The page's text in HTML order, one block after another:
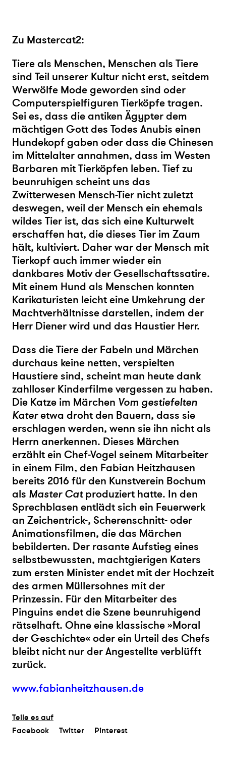
Zu Mastercat2:
Tiere als Menschen, Menschen als Tiere
sind Teil unserer Kultur nicht erst, seitdem
Werwölfe Mode geworden sind oder
Computerspielfiguren Tierköpfe tragen.
Sei es, dass die antiken Ägypter dem
mächtigen Gott des Todes Anubis einen
Hundekopf gaben oder dass die Chinesen
im Mittelalter annahmen, dass im Westen
Barbaren mit Tierköpfen leben. Tief zu
beunruhigen scheint uns das
Zwitterwesen Mensch-Tier nicht zuletzt
deswegen, weil der Mensch ein ehemals
wildes Tier ist, das sich eine Kulturwelt
erschaffen hat, die dieses Tier im Zaum
hält, kultiviert. Daher war der Mensch mit
Tierkopf auch immer wieder ein
dankbares Motiv der Gesellschaftssatire.
Mit einem Hund als Menschen konnten
Karikaturisten leicht eine Umkehrung der
Machtverhältnisse darstellen, indem der
Herr Diener wird und das Haustier Herr.
Dass die Tiere der Fabeln und Märchen
durchaus keine netten, verspielten
Haustiere sind, scheint man heute dank
zahlloser Kinderfilme vergessen zu haben.
Die Katze im Märchen Vom gestiefelten
Kateretwa droht den Bauern, dass sie
erschlagen werden, wenn sie ihn nicht als
Herrn anerkennen. Dieses Märchen
erzählt ein Chef-Vogel seinem Mitarbeiter
in einem Film, den Fabian Heitzhausen
bereits 2016 für den Kunstverein Bochum
als Master Catproduziert hatte. In den
Sprechblasen entlädt sich ein Feuerwerk
an Zeichentrick-, Scherenschnitt- oder
Animationsfilmen, die das Märchen
bebilderten. Der rasante Aufstieg eines
selbstbewussten, machtgierigen Katers
zum ersten Minister endet mit der Hochzeit
des armen Müllersohnes mit der
Prinzessin. Für den Mitarbeiter des
Pinguins endet die Szene beunruhigend
rätselhaft. Ohne eine klassische »Moral
der Geschichte« oder ein Urteil des Chefs
bleibt nicht nur der Angestellte verblüfft
zurück.
www.fabianheitzhausen.de
Teile es auf
Facebook
Twitter Pinterest